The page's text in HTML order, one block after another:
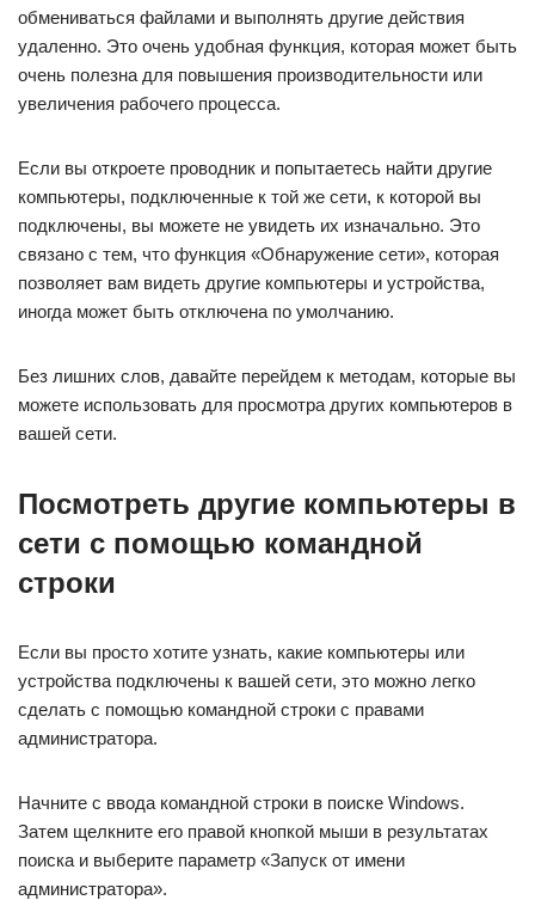
обмениваться файлами и выполнять другие действия
удаленно. Это очень удобная функция, которая может быть
очень полезна для повышения производительности или
увеличения рабочего процесса.
Если вы откроете проводник и попытаетесь найти другие
компьютеры, подключенные к той же сети, к которой вы
подключены, вы можете не увидеть их изначально. Это
связано с тем, что функция «Обнаружение сети», которая
позволяет вам видеть другие компьютеры и устройства,
иногда может быть отключена по умолчанию.
Без лишних слов, давайте перейдем к методам, которые вы
можете использовать для просмотра других компьютеров в
вашей сети.
Посмотреть другие компьютеры в
сети с помощью командной
строки
Если вы просто хотите узнать, какие компьютеры или
устройства подключены к вашей сети, это можно легко
сделать с помощью командной строки с правами
администратора.
Начните с ввода командной строки в поиске Windows.
Затем щелкните его правой кнопкой мыши в результатах
поиска и выберите параметр «Запуск от имени
администратора».